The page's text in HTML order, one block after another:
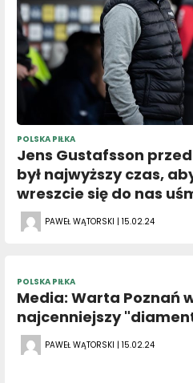
POLSKA PIŁKA
Jens Gustafsson
był najwyższy czas,
wreszcie się do nas
PAWEŁ WĄTORSKI | 15.02.24
POLSKA PIŁKA
Media: Warta Poznań
najcenniejszy
PAWEŁ WĄTORSKI | 15.02.24